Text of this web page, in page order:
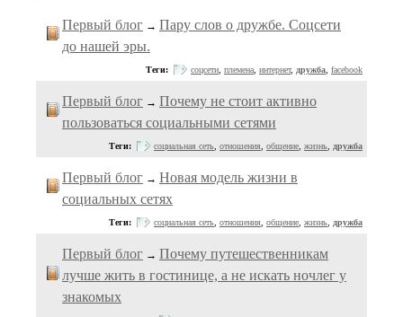
Первый блог → Пару слов о дружбе. Соцсети
до нашей эры.
Теги: соцсети племена интернет, дружба facebook
Первый блог → Почему не стоит активно
пользоваться социальными сетями
Теги: социальная сеть отношения общение жизнь дружба
Первый блог → Новая модель жизни в
социальных сетях
Теги: социальная сеть отношения общение жизнь дружба
Первый блог → Почему путешественникам
лучше жить в гостинице, а не искать ночлег у
знакомых